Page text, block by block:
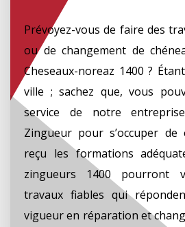
Prévoyez-vous de faire des
ou de changement de
Cheseaux-noreaz 1400 ?
ville ; sachez que, vous
service de notre
Zingueur pour s’occuper de
reçu les formations
zingueurs 1400 pourront
travaux fiables qui
vigueur en réparation et